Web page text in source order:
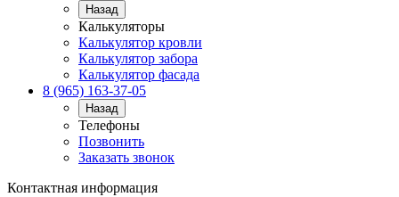
Назад
Калькуляторы
Калькулятор кровли
Калькулятор забора
Калькулятор фасада
8 (965) 163-37-05
Назад
Телефоны
Позвонить
Заказать звонок
Контактная информация